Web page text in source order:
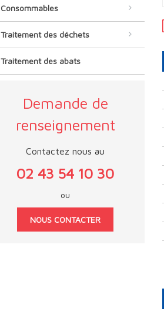
Consommables
Traitement des déchets
Traitement des abats
Demande de
renseignement
Contactez nous au
02 43 54 10 30
ou
NOUS CONTACTER